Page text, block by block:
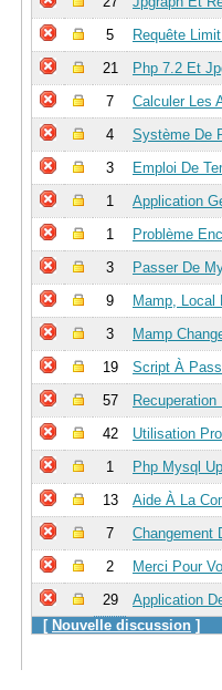
[ Nouvelle discussion ]
5
Requête
21
Php 7.2 Et
7
Calculer Les
4
Système De
3
Emploi De
1
Application
1
Problème
3
Passer De
9
Mamp, Local
3
Mamp
19
Script À
57
42
Utilisation
1
Php Mysql
13
Aide À La
7
Changement
2
Merci Pour
29
Application